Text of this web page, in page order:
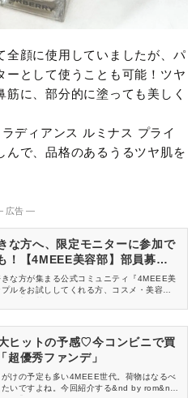
全顔に使用していましたが、パ
ーとして使うことも可能！ツヤ
に、部分的に塗っても美しく
ディアンス ルミナス プライ
んで、品格のあるうるツヤ肌を
広告 ―
な方へ、限定モニターに参加で
！【4MEEE美容部】部員募集
な方が集まる公式コミュニティ『4MEEE美
ルをお試ししてくれる方、コスメ・美容情報
ヒットの予感♡今コンビニで買
超優秀ファンデ」
けの予定も多い4MEEE世代。荷物はなるべ
たいですよね。今回紹介する&nd by rom&nd